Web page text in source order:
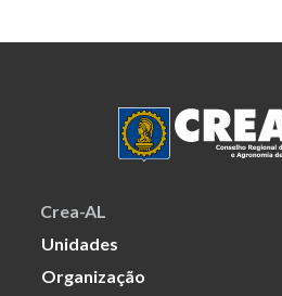
Crea-AL
Unidades
Organização